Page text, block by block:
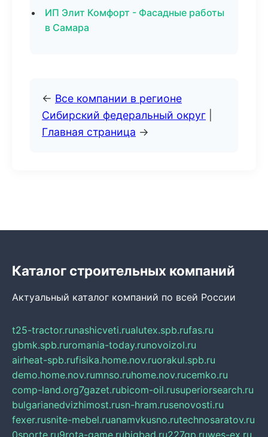
ИП Элит Комфорт - Фасадные работы
в Самара
← Все компании в регионе
Сибирский федеральный округ
Главная страница →
Каталог строительных компаний
Актуальный каталог компаний по всей России
t25-tractor.runashicveti.rualutex.spb.rufas.ru
gbmk.spb.ruromania-today.runovoizol.ru
airheat-spb.rufisika.home.nov.ruorakul.spb.ru
demo.home.nov.rumnso.ruhome.nov.rucemko.ru
comp-land.org7gazet.rubicom-oil.rusuperiorsearch.ru
bulgarianedvizhimost.rusn-hram.rusenovosti.ru
fexer.rusnite-mebel.ruanamvkusno.rutechnosaratov.ru
0sporte.ru9rota-game.rubigbad.ru227gp.ruwes-ex.ru